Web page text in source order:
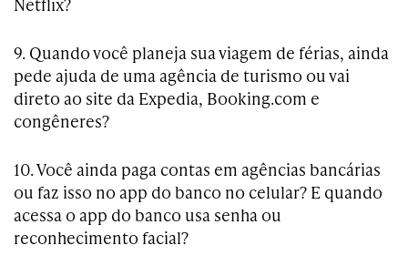
9. Quando você planeja sua viagem de férias, ainda
pede ajuda de uma agência de turismo ou vai
direto ao site da Expedia, Booking.com e
congêneres?
10. Você ainda paga contas em agências bancárias
ou faz isso no app do banco no celular? E quando
acessa o app do banco usa senha ou
reconhecimento facial?